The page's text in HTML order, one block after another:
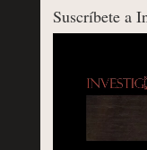
Suscríbete a